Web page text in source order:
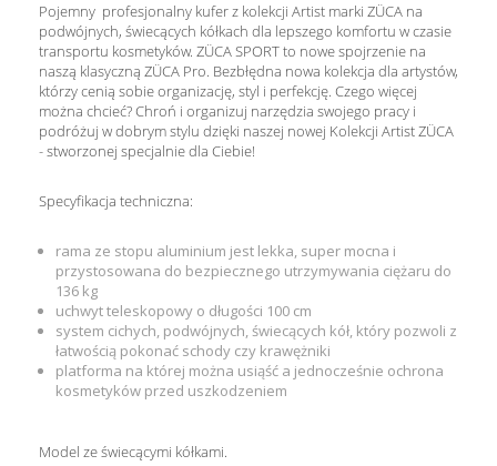
Pojemny profesjonalny kufer z kolekcji Artist marki ZÜCA na
podwójnych, świecących kółkach dla lepszego komfortu w czasie
transportu kosmetyków. ZÜCA SPORT to nowe spojrzenie na
naszą klasyczną ZÜCA Pro. Bezbłędna nowa kolekcja dla artystów,
którzy cenią sobie organizację, styl i perfekcję. Czego więcej
można chcieć? Chroń i organizuj narzędzia swojego pracy i
podróżuj w dobrym stylu dzięki naszej nowej Kolekcji Artist ZÜCA
- stworzonej specjalnie dla Ciebie!
Specyfikacja techniczna:
rama ze stopu aluminium jest lekka, super mocna i
przystosowana do bezpiecznego utrzymywania ciężaru do
136 kg
uchwyt teleskopowy o długości 100 cm
system cichych, podwójnych, świecących kół, który pozwoli z
łatwością pokonać schody czy krawężniki
platforma na której można usiąść a jednocześnie ochrona
kosmetyków przed uszkodzeniem
Model ze świecącymi kółkami.